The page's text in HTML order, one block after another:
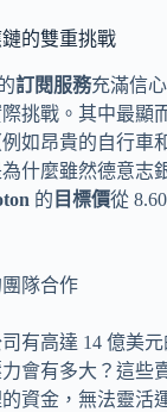
的雙重挑戰
訂閱服務充滿信
挑戰。其中最顯
例如昂貴的自行車
什麼雖然德意志
的 目標價從
有高達 14 億美元
會有多大？這些
資金，無法靈活